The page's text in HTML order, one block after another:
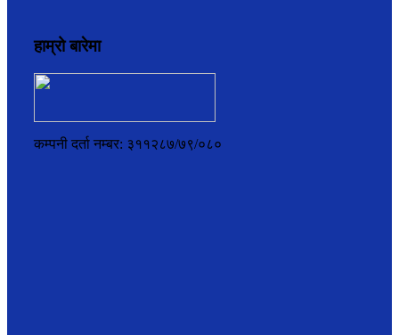
हाम्रो बारेमा
कम्पनी दर्ता नम्बर: ३११२८७/७९/०८०